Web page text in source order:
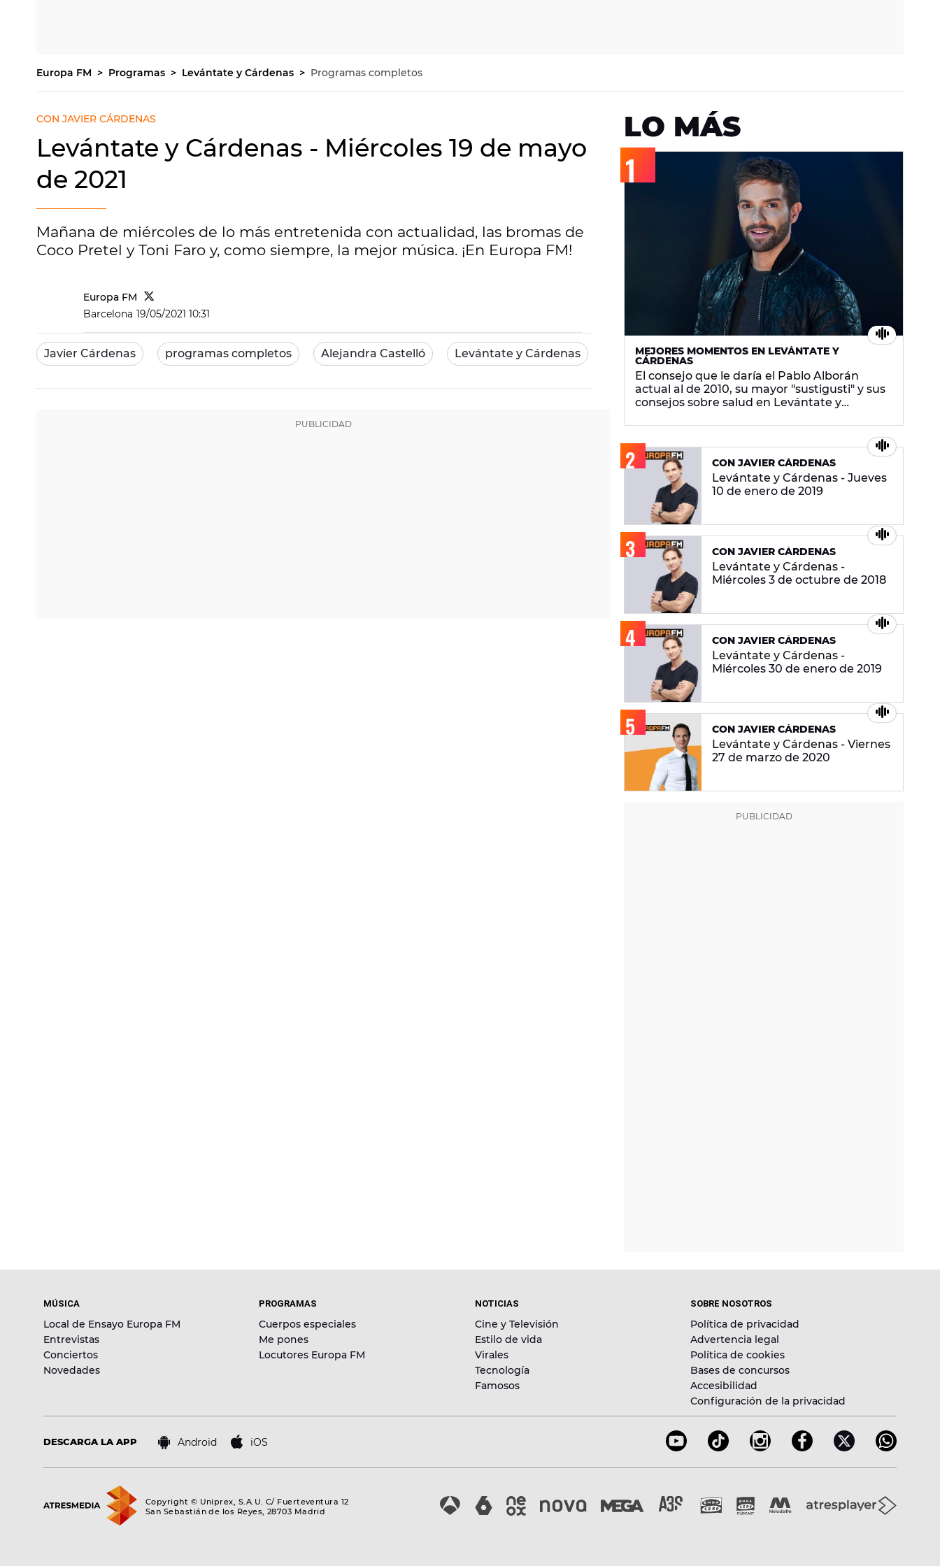
Europa FM Programas Levántate y Cárdenas Programas completos
CON JAVIER CÁRDENAS
Levántate y Cárdenas - Miércoles 19 de mayo
de 2021
Mañana de miércoles de lo más entretenida con actualidad, las bromas de
Coco Pretel y Toni Faro y, como siempre, la mejor música. ¡En Europa FM!
Europa FM
Barcelona 19/05/2021 10:31
Javier Cárdenas programas completos Alejandra Castelló Levántate y Cárdenas Uri sàbat
LO MÁS
MEJORES MOMENTOS EN LEVÁNTATE Y
CÁRDENAS
El consejo que le daría el Pablo Alborán
actual al de 2010, su mayor "sustigusti" y sus
consejos sobre salud en Levántate y
CON JAVIER CÁRDENAS
Levántate y Cárdenas - Jueves
10 de enero de 2019
CON JAVIER CÁRDENAS
Levántate y Cárdenas -
Miércoles 3 de octubre de 2018
CON JAVIER CÁRDENAS
Levántate y Cárdenas -
Miércoles 30 de enero de 2019
CON JAVIER CÁRDENAS
Levántate y Cárdenas - Viernes
27 de marzo de 2020
MÚSICA
Local de Ensayo Europa FM
Entrevistas
Conciertos
Novedades
PROGRAMAS
Cuerpos especiales
Me pones
Locutores Europa FM
NOTICIAS
Cine y Televisión
Estilo de vida
Virales
Tecnología
Famosos
SOBRE NOSOTROS
Política de privacidad
Advertencia legal
Política de cookies
Bases de concursos
Accesibilidad
Configuración de la privacidad
DESCARGA LA APP Android iOS
Copyright © Uniprex, S.A.U. C/ Fuerteventura 12
San Sebastián de los Reyes, 28703 Madrid